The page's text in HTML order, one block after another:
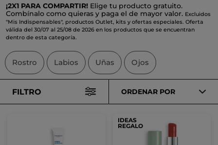
¡2X1 PARA COMPARTIR! Elige tu producto gratuito.
Combínalo como quieras y paga el de mayor valor. Excluidos
"Mis Indispensables", productos Outlet, kits y ofertas especiales. Oferta
válida del 30/07 al 25/08 de 2026 en los productos que se encuentran
dentro de esta categoría.
Rostro Labios Uñas Ojos
FILTRO ORDENAR POR
IDEAS
REGALO